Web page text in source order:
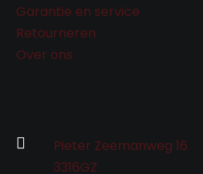
Garantie en service
Retourneren
Over ons

Pieter Zeemanweg 16
3316GZ